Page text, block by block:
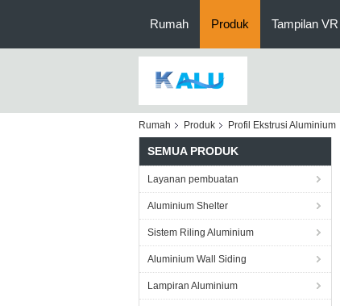
Rumah Produk Tampilan VR
Rumah Produk Profil Ekstrusi Aluminium
SEMUA PRODUK
Layanan pembuatan
Aluminium Shelter
Sistem Riling Aluminium
Aluminium Wall Siding
Lampiran Aluminium